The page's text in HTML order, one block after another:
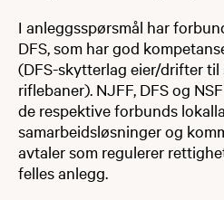
I anleggsspørsmål har
DFS, som har god
(DFS-skytterlag eier/drifter til
riflebaner). NJFF, DFS og
de respektive forbunds
samarbeidsløsninger og
avtaler som regulerer
felles anlegg.